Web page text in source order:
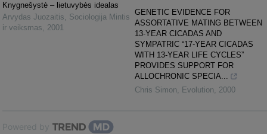
Knygnešystė – lietuvybės idealas
Arvydas Juozaitis, Sociologija Mintis
ir veiksmas, 2001
GENETIC EVIDENCE FOR
ASSORTATIVE MATING BETWEEN
13‐YEAR CICADAS AND
SYMPATRIC “17‐YEAR CICADAS
WITH 13‐YEAR LIFE CYCLES”
PROVIDES SUPPORT FOR
ALLOCHRONIC SPECIA...
Chris Simon, Evolution, 2000
Powered by